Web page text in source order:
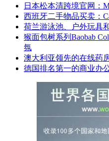
日本松本清跨境官网：
西班牙二手物品买卖：
荷兰游泳池、户外玩具
猴面包树系列Baobab
氛
澳大利亚领先的在线药
德国排名第一的商业办